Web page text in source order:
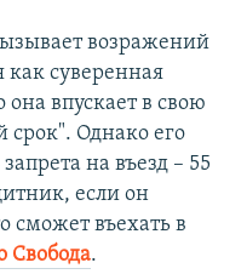
возражений
как суверенная
она впускает в свою
срок". Однако его
на въезд – 55
если он
сможет въехать в
Свобода.